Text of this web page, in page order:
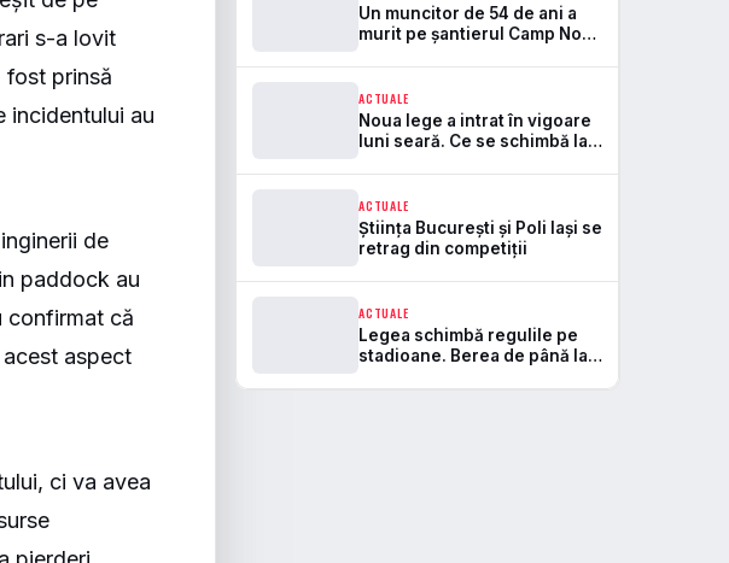
s-a lovit
fost prinsă
incidentului au
de
paddock au
confirmat că
aspect
ci va avea
Un muncitor de 54 de ani a
murit pe șantierul Camp Nou.
de la startul lucrărilor
ACTUALE
Noua lege a intrat în vigoare
luni seară. Ce se schimbă la
stadioane
ACTUALE
Știința București și Poli Iași se
retrag din competiții
ACTUALE
Legea schimbă regulile pe
stadioane. Berea de până la